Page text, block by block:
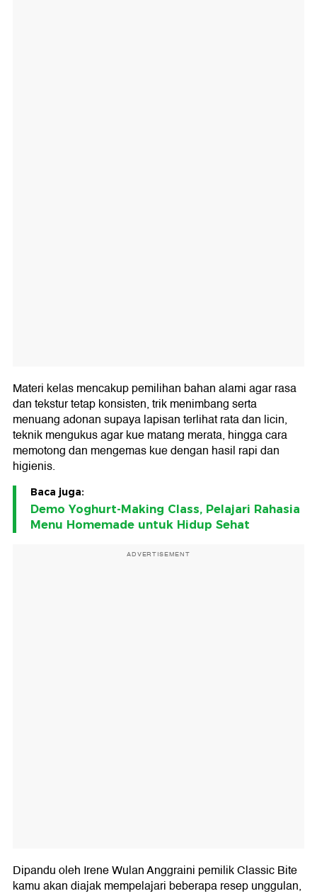
Materi kelas mencakup pemilihan bahan alami agar rasa
dan tekstur tetap konsisten, trik menimbang serta
menuang adonan supaya lapisan terlihat rata dan licin,
teknik mengukus agar kue matang merata, hingga cara
memotong dan mengemas kue dengan hasil rapi dan
higienis.
Baca juga:
Demo Yoghurt-Making Class, Pelajari Rahasia
Menu Homemade untuk Hidup Sehat
ADVERTISEMENT
Dipandu oleh Irene Wulan Anggraini pemilik Classic Bite
kamu akan diajak mempelajari beberapa resep unggulan,